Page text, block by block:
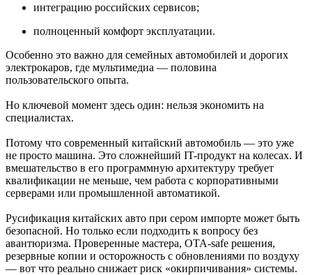
интеграцию российских сервисов;
полноценный комфорт эксплуатации.
Особенно это важно для семейных автомобилей и дорогих
электрокаров, где мультимедиа — половина
пользовательского опыта.
Но ключевой момент здесь один: нельзя экономить на
специалистах.
Потому что современный китайский автомобиль — это уже
не просто машина. Это сложнейший IT-продукт на колесах. И
вмешательство в его программную архитектуру требует
квалификации не меньше, чем работа с корпоративными
серверами или промышленной автоматикой.
Русификация китайских авто при сером импорте может быть
безопасной. Но только если подходить к вопросу без
авантюризма. Проверенные мастера, OTA-safe решения,
резервные копии и осторожность с обновлениями по воздуху
— вот что реально снижает риск «окирпичивания» системы.